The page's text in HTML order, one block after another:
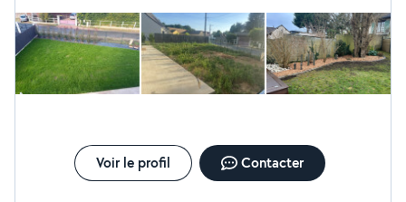
demandes ! Donc , si vous êtes localisé plus loin, même
si près de chez moi pour une demande de travaux , je
ne peux pas vous répondre . Contactez moi
directement par téléphone . Cordialement, Michaël.
Voir le profil Contacter